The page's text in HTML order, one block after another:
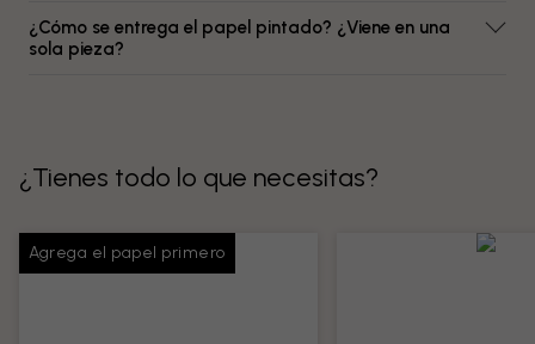
¿Cómo se entrega el papel pintado? ¿Viene en una
sola pieza?
¿Tienes todo lo que necesitas?
Agrega el papel primero